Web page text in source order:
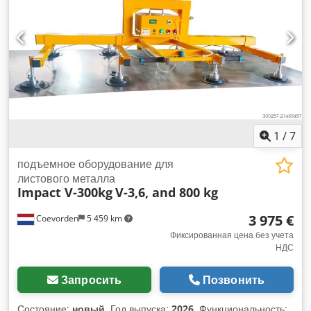
1 /7
Coevorden 5 459 km
подъемное оборудование для
листового металла
Impact V-300kgV-3,6, and 800 kg
3 975 €
Фиксированная цена без учета
НДС
Запросить Позвонить